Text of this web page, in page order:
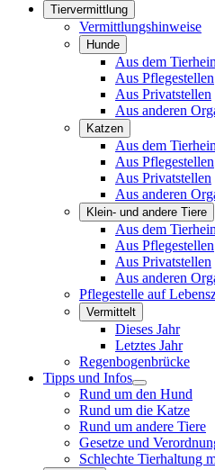
Tiervermittlung
Vermittlungshinweise
Hunde
Aus dem
Aus Pflegestellen
Aus Privatstellen
Aus anderen
Katzen
Aus dem
Aus Pflegestellen
Aus Privatstellen
Aus anderen
Klein- und andere Tiere
Aus dem
Aus Pflegestellen
Aus Privatstellen
Aus anderen
Pflegestelle auf
Vermittelt
Dieses Jahr
Letztes Jahr
Regenbogenbrücke
Tipps und Infos
Rund um den Hund
Rund um die Katze
Rund um andere Tiere
Gesetze und
Schlechte Tierhaltung